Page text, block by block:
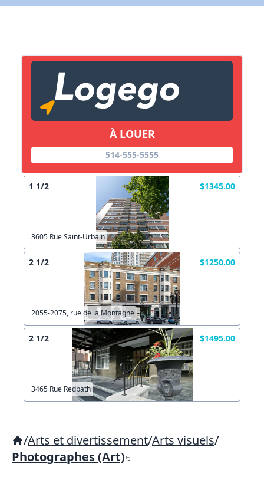
À LOUER
514-555-5555
1 1/2 $1345.00
3605 Rue Saint-Urbain
2 1/2 $1250.00
2055-2075, rue de la Montagne
2 1/2 $1495.00
3465 Rue Redpath
/Arts et divertissement/Arts visuels/
Photographes (Art)
X Fermer
Lien vers inscription (sera inclus dans courriel)
Copier lien
X Fermer Envoyez